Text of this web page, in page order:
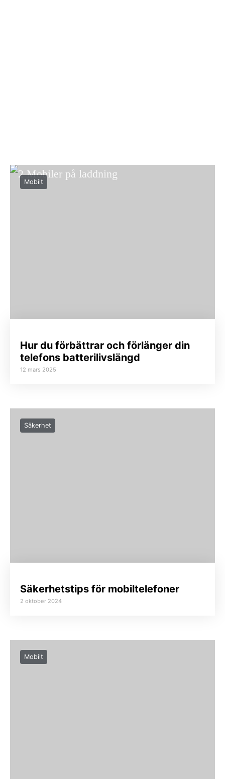
Mobilt
Hur du förbättrar och förlänger din
telefons batterilivslängd
12 mars 2025
Säkerhet
Säkerhetstips för mobiltelefoner
2 oktober 2024
Mobilt